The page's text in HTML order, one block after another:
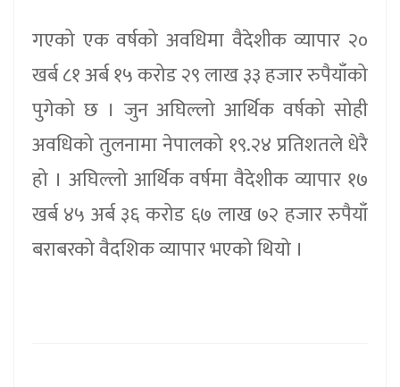
गएको एक वर्षको अवधिमा वैदेशीक व्यापार २०
खर्ब ८१ अर्ब १५ करोड २९ लाख ३३ हजार रुपैयाँको
पुगेको छ । जुन अघिल्लो आर्थिक वर्षको सोही
अवधिको तुलनामा नेपालको १९.२४ प्रतिशतले धेरै
हो । अघिल्लो आर्थिक वर्षमा वैदेशीक व्यापार १७
खर्ब ४५ अर्ब ३६ करोड ६७ लाख ७२ हजार रुपैयाँ
बराबरको वैदशिक व्यापार भएको थियो ।